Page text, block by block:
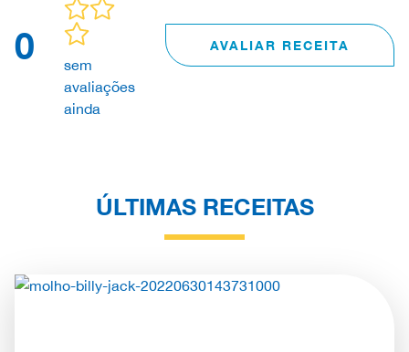
0
sem
avaliações
ainda
AVALIAR RECEITA
ÚLTIMAS RECEITAS